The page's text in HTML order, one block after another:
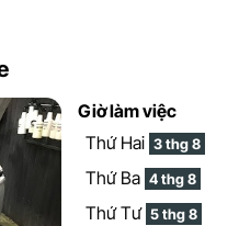
Giờ làm việc
Thứ Hai 3 thg 8
Thứ Ba 4 thg 8
Thứ Tư 5 thg 8